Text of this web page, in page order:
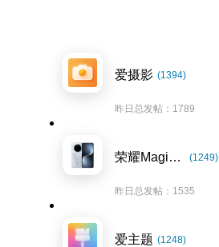
爱摄影 (1394)
昨日总发帖：1789
荣耀Magic7系列 (1249)
昨日总发帖：1535
爱主题 (1248)